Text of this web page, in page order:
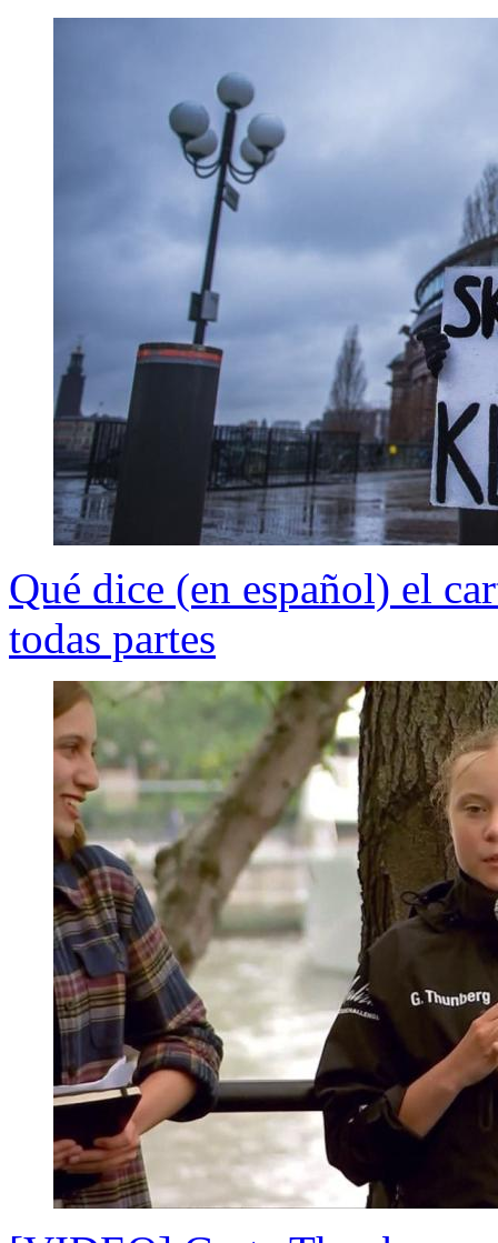
Qué dice (en español) el
todas partes